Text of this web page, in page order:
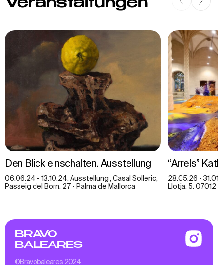
Veranstaltungen
Den Blick einschalten. Ausstellung
06.06.24 - 13.10.24. Ausstellung , Casal Solleric,
Passeig del Born, 27 - Palma de Mallorca
“Arrels”
28.05.26 -
Llotja, 5,
BRAVO
BALEARES
©Bravobaleares 2024